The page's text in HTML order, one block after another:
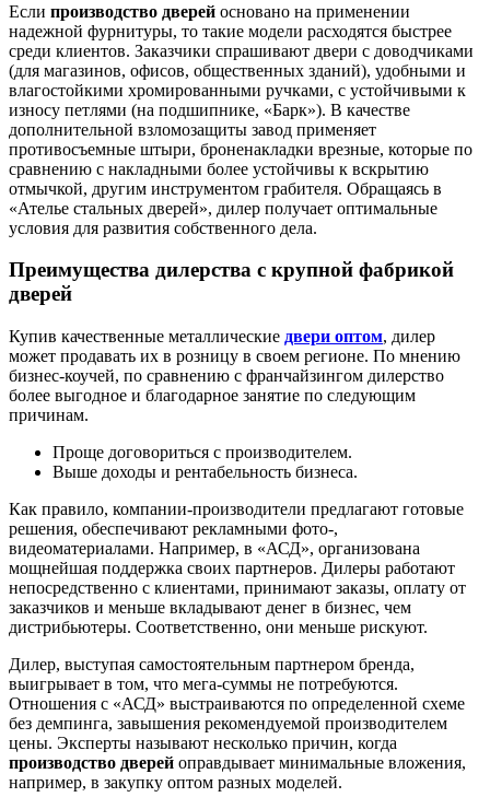
Если производство дверей основано на применении
надежной фурнитуры, то такие модели расходятся быстрее
среди клиентов. Заказчики спрашивают двери с доводчиками
(для магазинов, офисов, общественных зданий), удобными и
влагостойкими хромированными ручками, с устойчивыми к
износу петлями (на подшипнике, «Барк»). В качестве
дополнительной взломозащиты завод применяет
противосъемные штыри, броненакладки врезные, которые по
сравнению с накладными более устойчивы к вскрытию
отмычкой, другим инструментом грабителя. Обращаясь в
«Ателье стальных дверей», дилер получает оптимальные
условия для развития собственного дела.
Преимущества дилерства с крупной фабрикой
дверей
Купив качественные металлические двери оптом, дилер
может продавать их в розницу в своем регионе. По мнению
бизнес-коучей, по сравнению с франчайзингом дилерство
более выгодное и благодарное занятие по следующим
причинам.
Проще договориться с производителем.
Выше доходы и рентабельность бизнеса.
Как правило, компании-производители предлагают готовые
решения, обеспечивают рекламными фото-,
видеоматериалами. Например, в «АСД», организована
мощнейшая поддержка своих партнеров. Дилеры работают
непосредственно с клиентами, принимают заказы, оплату от
заказчиков и меньше вкладывают денег в бизнес, чем
дистрибьютеры. Соответственно, они меньше рискуют.
Дилер, выступая самостоятельным партнером бренда,
выигрывает в том, что мега-суммы не потребуются.
Отношения с «АСД» выстраиваются по определенной схеме
без демпинга, завышения рекомендуемой производителем
цены. Эксперты называют несколько причин, когда
производство дверей оправдывает минимальные вложения,
например, в закупку оптом разных моделей.